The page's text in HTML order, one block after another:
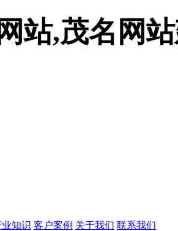
站,茂名网
知识 客户案例 关于我们 联系我们